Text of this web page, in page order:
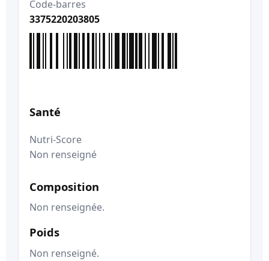
Code-barres
3375220203805
Santé
Nutri-Score
Non renseigné
Composition
Non renseignée.
Poids
Non renseigné.